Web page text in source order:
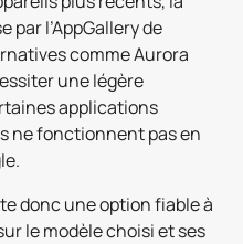
par l’AppGallery de
comme Aurora
une légère
applications
ne fonctionnent pas en
donc une option fiable à
le modèle choisi et ses